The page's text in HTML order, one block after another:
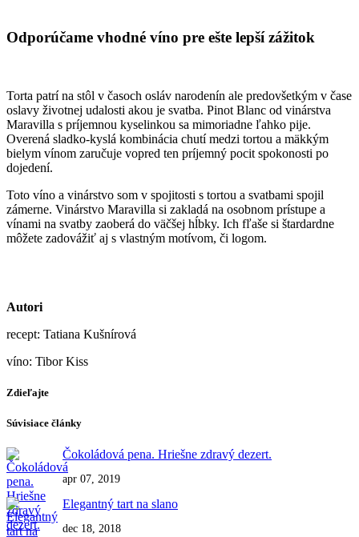
Odporúčame vhodné víno pre ešte lepší zážitok
Torta patrí na stôl v časoch osláv narodenín ale predovšetkým v čase
oslavy životnej udalosti akou je svatba. Pinot Blanc od vinárstva
Maravilla s príjemnou kyselinkou sa mimoriadne ľahko pije.
Overená sladko-kyslá kombinácia chutí medzi tortou a mäkkým
bielym vínom zaručuje vopred ten príjemný pocit spokonosti po
dojedení.
Toto víno a vinárstvo som v spojitosti s tortou a svatbami spojil
zámerne. Vinárstvo Maravilla si zakladá na osobnom prístupe a
vínami na svatby zaoberá do väčšej hĺbky. Ich fľaše si štardardne
môžete zadovážiť aj s vlastným motívom, či logom.
Autori
recept: Tatiana Kušnírová
víno: Tibor Kiss
Zdieľajte
Súvisiace články
Čokoládová pena. Hriešne zdravý dezert.
apr 07, 2019
Elegantný tart na slano
dec 18, 2018